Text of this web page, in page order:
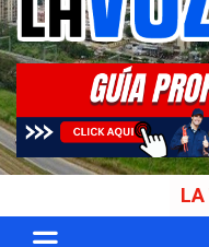
La Voz del
Portal de noticias
LA VOZ